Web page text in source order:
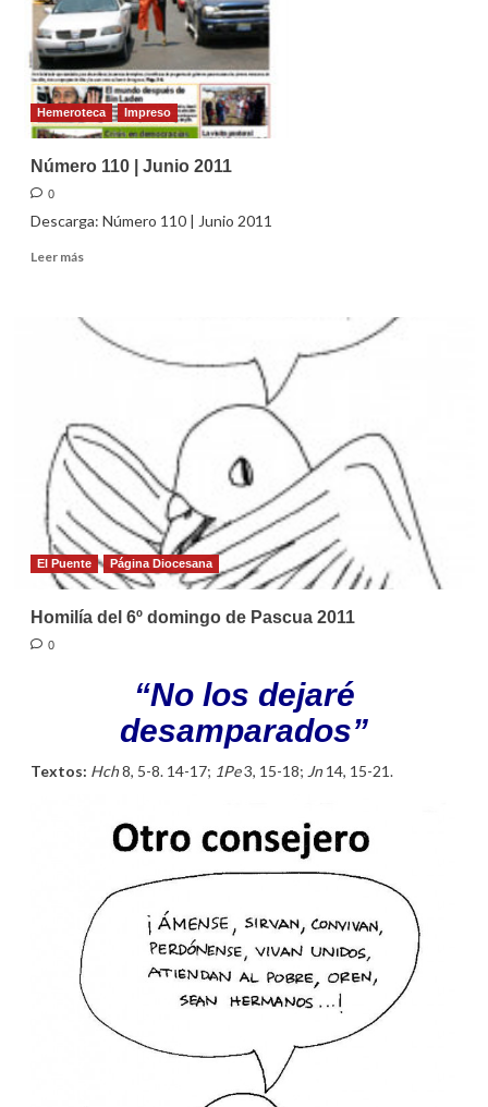
2011
Hemeroteca Impreso
Número 110 | Junio 2011
0
Descarga: Número 110 | Junio 2011
Leer másLeer
Número
110
El Puente Página Diocesana
Homilía del 6º domingo de Pascua 2011
0
“No los dejaré
desamparados”
Textos: Hch8, 5-8. 14-17; 1Pe3, 15-18; Jn14, 15-21.